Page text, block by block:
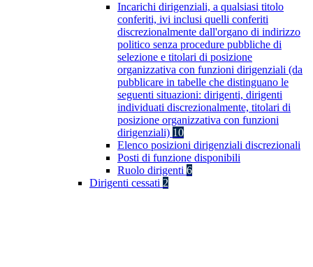
Incarichi dirigenziali, a qualsiasi titolo
conferiti, ivi inclusi quelli conferiti
discrezionalmente dall'organo di indirizzo
politico senza procedure pubbliche di
selezione e titolari di posizione
organizzativa con funzioni dirigenziali (da
pubblicare in tabelle che distinguano le
seguenti situazioni: dirigenti, dirigenti
individuati discrezionalmente, titolari di
posizione organizzativa con funzioni
dirigenziali) 10
Elenco posizioni dirigenziali discrezionali
Posti di funzione disponibili
Ruolo dirigenti 6
Dirigenti cessati 2